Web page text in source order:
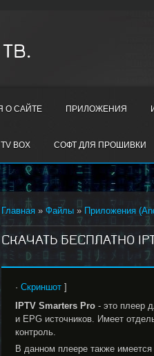
О САЙТЕ ПРИЛОЖЕНИЯ
BOX СОФТ ДЛЯ ПРОШИВКИ
Главная » Файлы » Приложения
СКАЧАТЬ БЕСПЛАТНО
· Скриншот ]
IPTV Smarters Pro - это плеер
и EPG источников. Имеет
контроль.
В данном плеере также